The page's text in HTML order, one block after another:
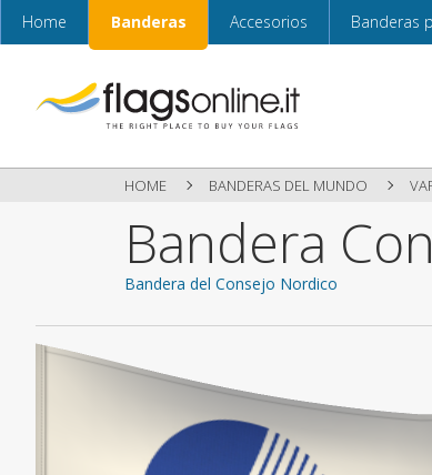
Home Banderas Accesorios Banderas
HOME BANDERAS DEL MUNDO
Bandera
Bandera del Consejo Nordico